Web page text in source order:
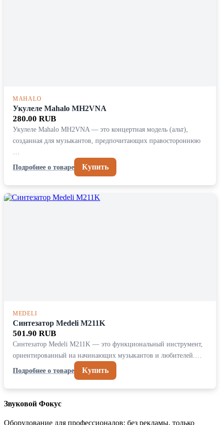
MAHALO
Укулеле Mahalo MH2VNA
280.00 RUB
Укулеле Mahalo MH2VNA — это концертная модель (альт),
созданная для музыкантов, предпочитающих правостороннюю
…
Подробнее о товаре
Купить
MEDELI
Синтезатор Medeli M211K
501.90 RUB
Синтезатор Medeli M211K — это функциональный инструмент,
ориентированный на начинающих музыкантов и любителей.…
Подробнее о товаре
Купить
Звуковой Фокус
Оборудование для профессионалов: без рекламы, только